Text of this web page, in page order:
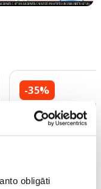
obligāti
-35%